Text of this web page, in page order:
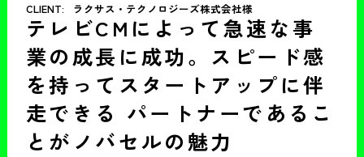
CLIENT: ラクサス・テクノロジーズ株式会社様
テレビCMによって急速な事
業の成長に成功。スピード感
を持ってスタートアップに伴
走できる パートナーであるこ
とがノバセルの魅力